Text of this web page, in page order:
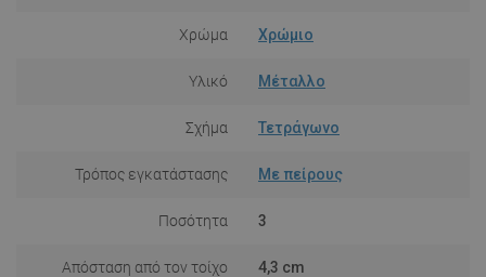
Χρώμα Χρώμιο
Υλικό Μέταλλο
Σχήμα Τετράγωνο
Τρόπος εγκατάστασης Με πείρους
Ποσότητα 3
Απόσταση από τον τοίχο 4,3 cm